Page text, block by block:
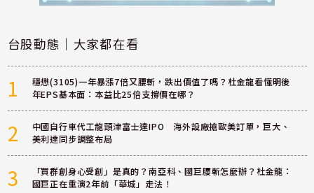
台股動態｜大家都在看
1
穩懋(3105)一年暴漲7倍又腰斬，跌出價值了嗎？杜金龍看懂明後
年EPS基本面：本益比25倍支撐價在哪？
2
中國自行車代工龍頭津富士達IPO 海外設廠搶歐美訂單，巨大、
美利達同步調整布局
3
「買群創身心受創」是真的？南亞科、國巨腰斬怎麼辦？杜金龍：
國巨正在重演2年前「華城」走法！